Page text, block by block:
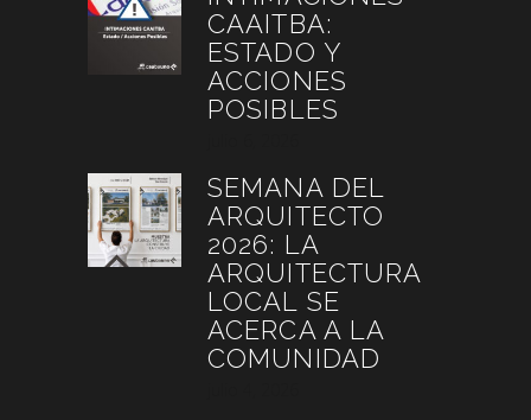
CAAITBA:
ESTADO Y
ACCIONES
POSIBLES
SEMANA DEL
ARQUITECTO
2026: LA
ARQUITECTURA
LOCAL SE
ACERCA A LA
COMUNIDAD